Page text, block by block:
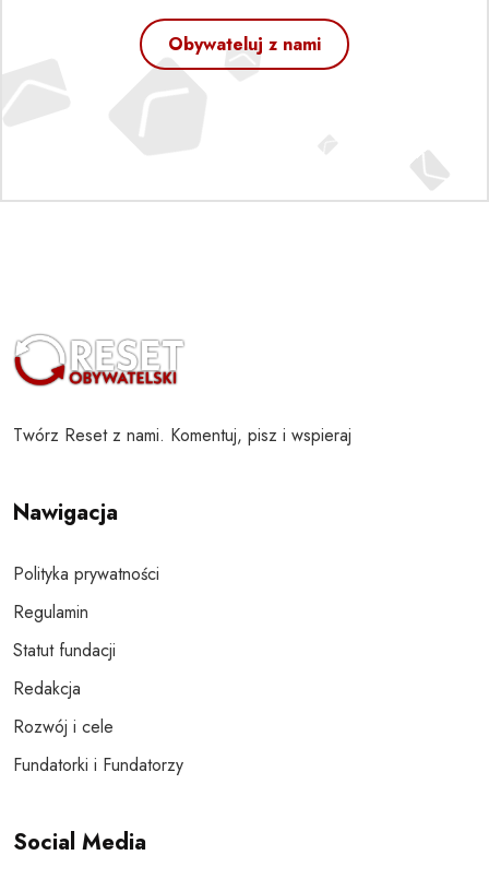
Obywateluj z nami
Twórz Reset z nami. Komentuj, pisz i wspieraj
Nawigacja
Polityka prywatności
Regulamin
Statut fundacji
Redakcja
Rozwój i cele
Fundatorki i Fundatorzy
Social Media